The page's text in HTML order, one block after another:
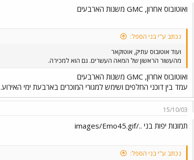
ואוטובוס אחרון, GMC משנות הארבעים
נכתב ע"י בני הספל:
ועוד אוטובוס עתיק, אוטוקאר
מהעשור הראשון של המאה העשרים. גם הוא למכירה.
ואוטובוס אחרון, GMC משנות הארבעים
עמד בין דוכני החלפים ושימש למגורי המוכרים בארבעת ימי האירוע.
15/10/03
תמונות יפות בני ../images/Emo45.gif
נכתב ע"י בני הספל: